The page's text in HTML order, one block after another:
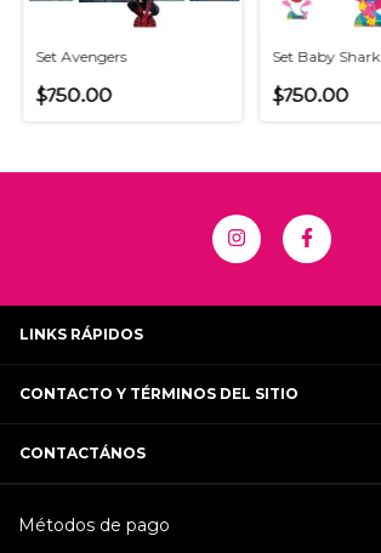
Set Avengers
$750.00
Set Baby Shark
$750.00
LINKS RÁPIDOS
CONTACTO Y TÉRMINOS DEL SITIO
CONTACTÁNOS
Métodos de pago